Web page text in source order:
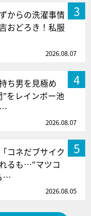
3
からの洗濯事情
おどろき！私服
2026.08.07
4
ち男を見極め
”をレインボー池
2026.08.07
5
コネだブサイク
るも…“マツコ
…
2026.08.05